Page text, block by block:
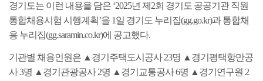
경기도는 이런 내용을 담은 ‘2025년 제 2회 경기도 공공기관 직원
통합채용시험 시행계획’을 1일 경기도 누리집(gg.go.kr)과 통합채
용 누리집(gg.saramin.co.kr)에 공고했다.
기관별 채용인원은 ▲ 경기주택도시공사23명 ▲ 경기평택항만공
사3명 ▲ 경기관광공사2명 ▲ 경기교통공사6명 ▲ 경기연구원 2